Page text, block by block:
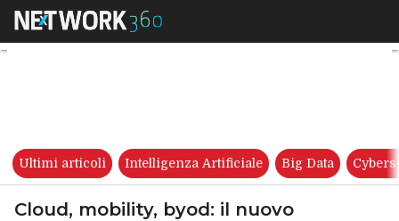
Cloud, mobility, byod: il
Ultimi articoli Intelligenza Artificiale Big Data
Cloud, mobility, byod: il nuovo